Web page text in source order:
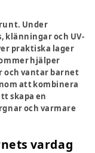
Under
klänningar och UV-
praktiska lager
hjälper
och vantar barnet
att kombinera
skapa en
och varmare
vardag